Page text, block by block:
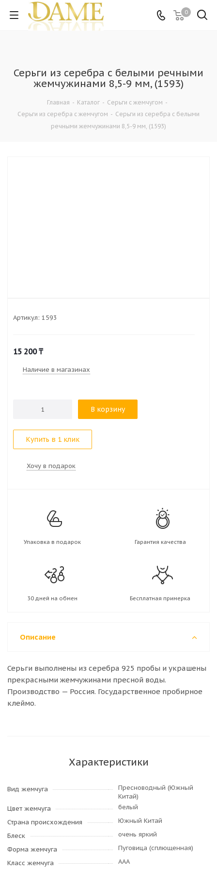
0
Серьги из серебра с белыми речными
жемчужинами 8,5-9 мм, (1593)
Главная - Каталог - Серьги с жемчугом -
Серьги из серебра с жемчугом - Серьги из серебра с белыми
речными жемчужинами 8,5-9 мм, (1593)
Артикул: 1593
15 200₸
Наличие в магазинах
В корзину
Купить в 1 клик
Хочу в подарок
Упаковка в подарок Гарантия качества
30 дней на обмен Бесплатная примерка
Описание
Серьги выполнены из серебра 925 пробы и украшены
прекрасными жемчужинами пресной воды.
Производство — Россия. Государственное пробирное
клеймо.
Характеристики
Вид жемчуга
Пресноводный (Южный
Китай)
Цвет жемчуга
белый
Страна происхождения
Южный Китай
Блеск
очень яркий
Форма жемчуга
Пуговица (сплющенная)
Класс жемчуга
AAA